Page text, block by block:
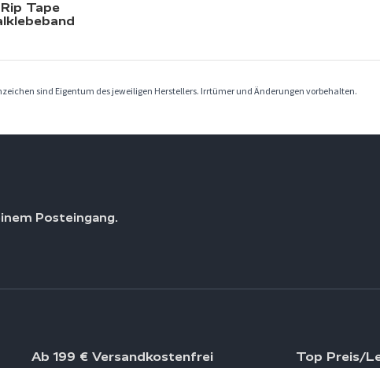
Tape
sind Eigentum des jeweiligen Herstellers. Irrtümer und Änderungen vorbehalten.
Posteingang.
Ab 199 € Versandkostenfrei
Top Preis/